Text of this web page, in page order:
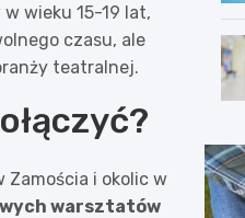
wieku 15-19 lat,
czasu, ale
teatralnej.
Zamościa i okolic w
warsztatów